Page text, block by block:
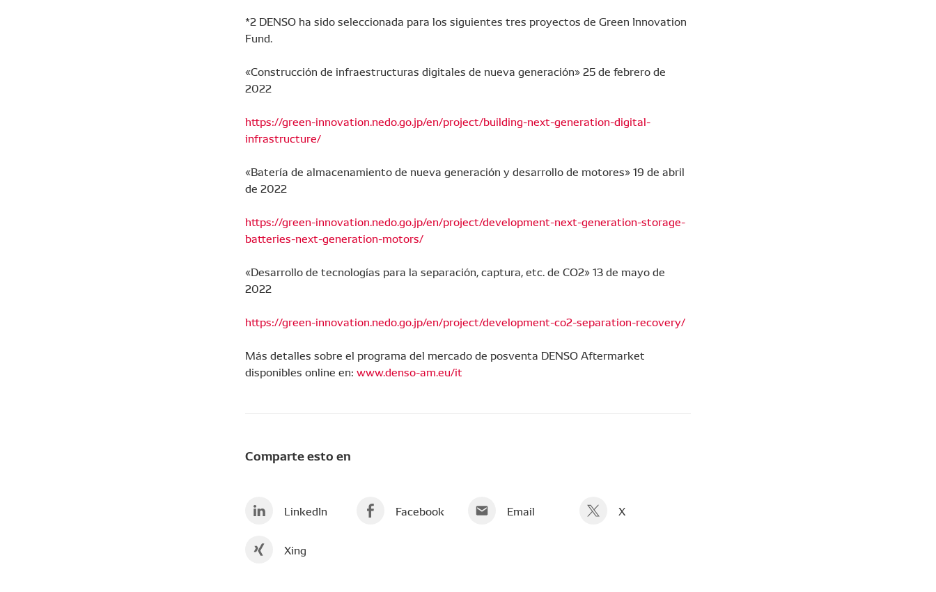
*2 DENSO ha sido seleccionada para los siguientes tres proyectos de Green Innovation
Fund.
«Construcción de infraestructuras digitales de nueva generación» 25 de febrero de
2022
https://green-innovation.nedo.go.jp/en/project/building-next-generation-digital-
infrastructure/
«Batería de almacenamiento de nueva generación y desarrollo de motores» 19 de abril
de 2022
https://green-innovation.nedo.go.jp/en/project/development-next-generation-storage-
batteries-next-generation-motors/
«Desarrollo de tecnologías para la separación, captura, etc. de CO2» 13 de mayo de
2022
https://green-innovation.nedo.go.jp/en/project/development-co2-separation-recovery/
Más detalles sobre el programa del mercado de posventa DENSO Aftermarket
disponibles online en: www.denso-am.eu/it
Comparte esto en
LinkedIn Facebook Email X
Xing